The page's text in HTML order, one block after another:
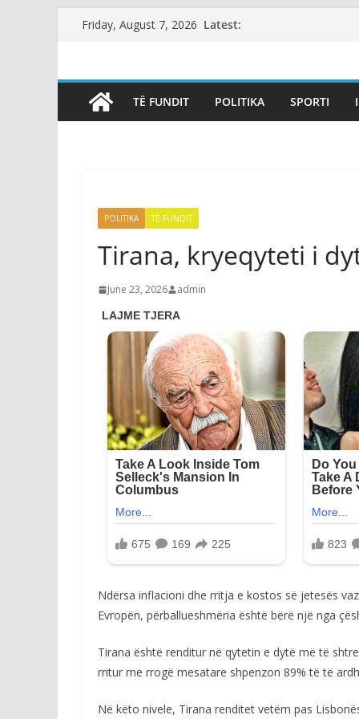
Friday, August 7, 2026 Latest:
TË FUNDIT POLITIKA SPORTI
POLITIKA TË FUNDIT
Tirana, kryeqyteti i
June 23, 2026 admin
Ndërsa inflacioni dhe rritja e kostos së jetesës
Evropën, përballueshmëria është bërë një nga
Tirana është renditur në qytetin e dytë më të
rritur me rrogë mesatare shpenzon 89% të të
Në këto nivele, Tirana renditet vetëm pas